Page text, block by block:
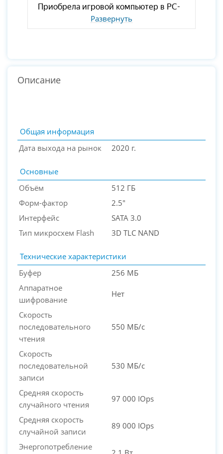
Развернуть
Описание
Общая информация
Дата выхода на рынок
2020 г.
Основные
Объём
512 ГБ
Форм-фактор
2.5"
Интерфейс
SATA 3.0
Тип микросхем Flash
3D TLC NAND
Технические характеристики
Буфер
256 МБ
Аппаратное
шифрование
Нет
Скорость
последовательного
чтения
550 МБ/с
Скорость
последовательной
записи
530 МБ/с
Средняя скорость
случайного чтения
97 000 IOps
Средняя скорость
случайной записи
89 000 IOps
Энергопотребление